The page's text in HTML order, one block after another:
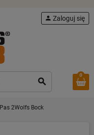
search
person Zaloguj się
0
Pas 2Wolfs Bock